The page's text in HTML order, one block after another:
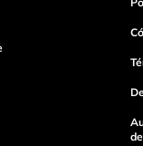
de email